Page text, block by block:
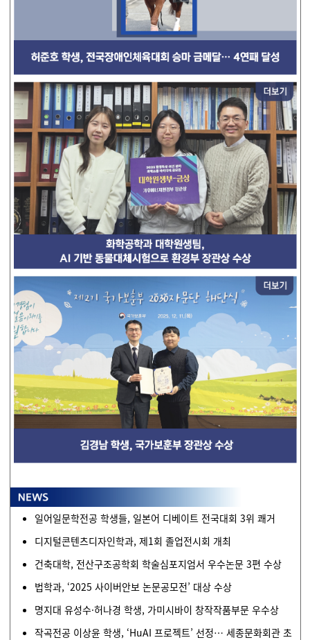
일어일문학전공 학생들, 일본어 디베이트 전국대회 3위 쾌거
디지털콘텐츠디자인학과, 제1회 졸업전시회 개최
건축대학, 전산구조공학회 학술심포지엄서 우수논문 3편 수상
법학과, ‘2025 사이버안보 논문공모전’ 대상 수상
명지대 유성수·허나경 학생, 가미시바이 창작작품부문 우수상
작곡전공 이상윤 학생, ‘HuAI 프로젝트’ 선정… 세종문화회관 초